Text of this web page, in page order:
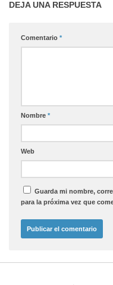
DEJA UNA RESPUESTA
Comentario *
Nombre *
Web
Guarda mi nombre,
para la próxima vez que